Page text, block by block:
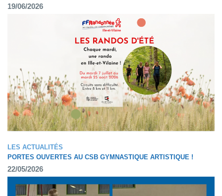
19/06/2026
LES ACTUALITÉS
PORTES OUVERTES AU CSB GYMNASTIQUE ARTISTIQUE !
22/05/2026